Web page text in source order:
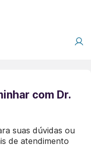
com Dr.
suas dúvidas ou
de atendimento